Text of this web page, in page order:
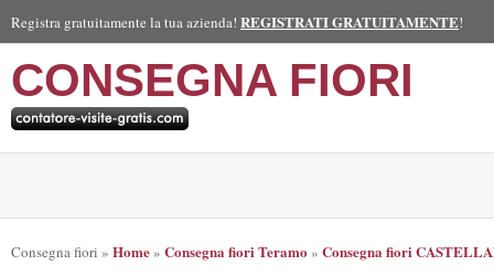
Registra gratuitamente la tua azienda! REGISTRATI GRATUITAMENTE!
CONSEGNA FIORI
Consegna fiori » Home» Consegna fiori Teramo » Consegna fiori